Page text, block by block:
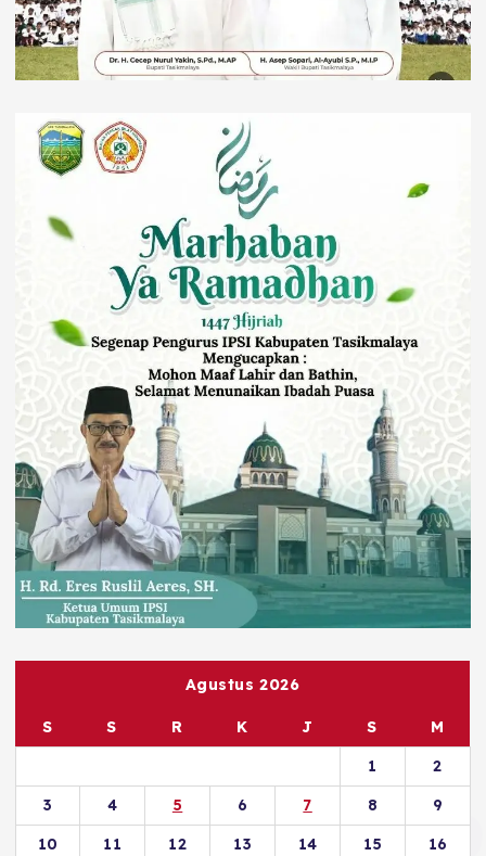
Agustus 2026
S S R K J S
M
1
2
3
4 5 6 7 8
9
10
11 12 13 14 15
16